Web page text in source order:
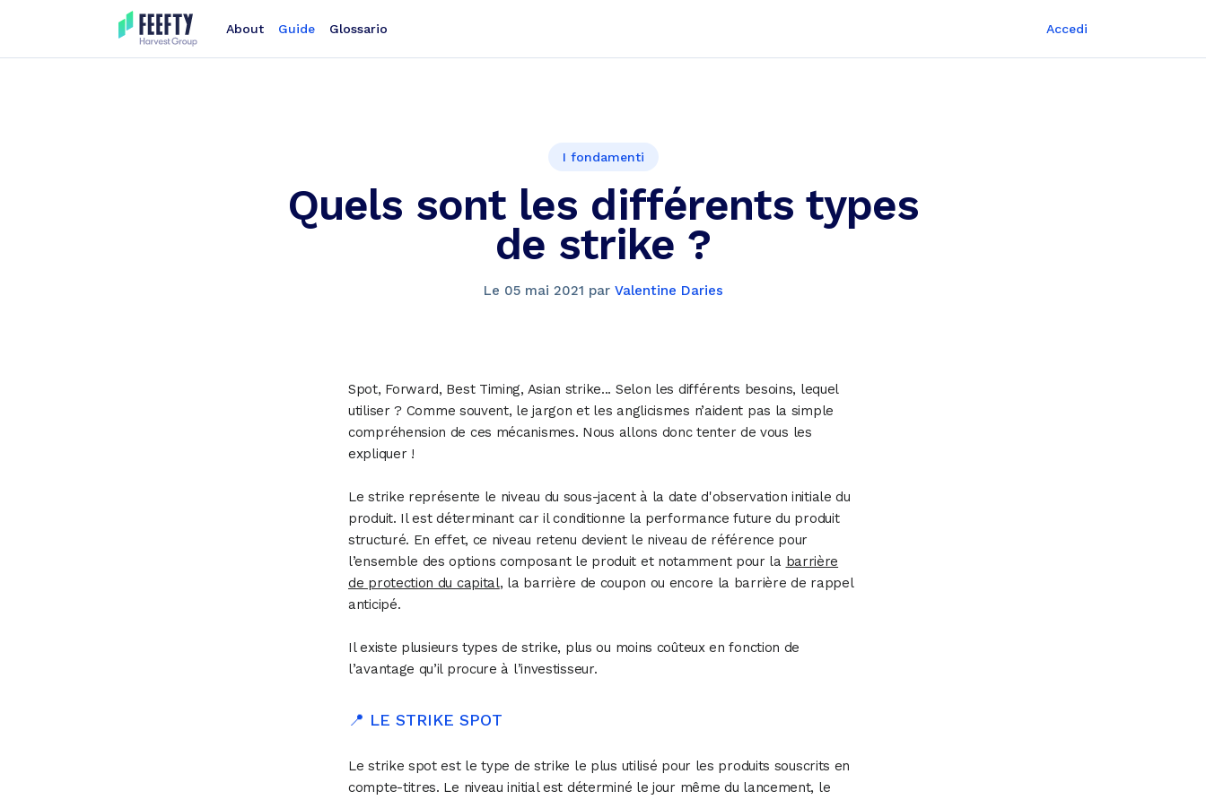
About Guide Glossario Accedi
I fondamenti
Quels sont les différents types
de strike ?
Le 05 mai 2021 par Valentine Daries
Spot, Forward, Best Timing, Asian strike... Selon les différents besoins, lequel
utiliser ? Comme souvent, le jargon et les anglicismes n’aident pas la simple
compréhension de ces mécanismes. Nous allons donc tenter de vous les
expliquer !
Le strike représente le niveau du sous-jacent à la date d'observation initiale du
produit. Il est déterminant car il conditionne la performance future du produit
structuré. En effet, ce niveau retenu devient le niveau de référence pour
l’ensemble des options composant le produit et notamment pour la barrière
de protection du capital, la barrière de coupon ou encore la barrière de rappel
anticipé.
Il existe plusieurs types de strike, plus ou moins coûteux en fonction de
l’avantage qu’il procure à l’investisseur.
📍 LE STRIKE SPOT
Le strike spot est le type de strike le plus utilisé pour les produits souscrits en
compte-titres. Le niveau initial est déterminé le jour même du lancement, le